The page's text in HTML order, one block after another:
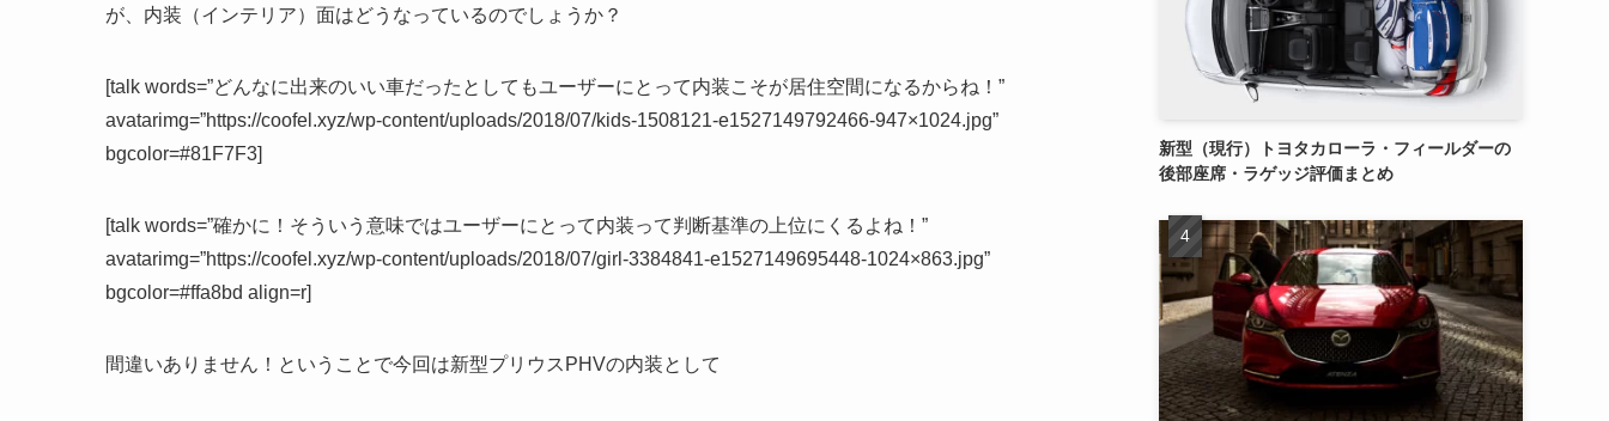
が、内装（インテリア）面はどうなっているのでしょうか？
[talk words=”どんなに出来のいい車だったとしてもユーザーにとって内装こそが居住空間になるからね！”
avatarimg=”https://coofel.xyz/wp-content/uploads/2018/07/kids-1508121-e1527149792466-947×1024.jpg”
bgcolor=#81F7F3]
[talk words=”確かに！そういう意味ではユーザーにとって内装って判断基準の上位にくるよね！”
avatarimg=”https://coofel.xyz/wp-content/uploads/2018/07/girl-3384841-e1527149695448-1024×863.jpg”
bgcolor=#ffa8bd align=r]
間違いありません！ということで今回は新型プリウスPHVの内装として
新型（現行）トヨタカローラ・フィールダーの
後部座席・ラゲッジ評価まとめ